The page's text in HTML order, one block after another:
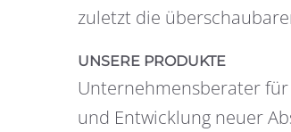
zuletzt die
UNSERE PRODUKTE
Unternehmensberater
und Entwicklung neuer